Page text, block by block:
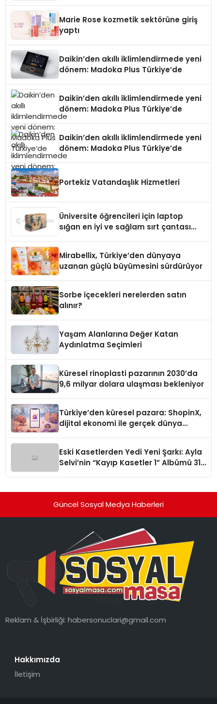
Marie Rose kozmetik sektörüne giriş
yaptı
Daikin’den akıllı iklimlendirmede yeni
dönem: Madoka Plus Türkiye’de
Daikin’den akıllı iklimlendirmede yeni
dönem: Madoka Plus Türkiye’de
Daikin’den akıllı iklimlendirmede yeni
dönem: Madoka Plus Türkiye’de
Portekiz Vatandaşlık Hizmetleri
Üniversite öğrencileri için laptop
sığan en iyi ve sağlam sırt çantası
Mirabellix, Türkiye’den dünyaya
uzanan güçlü büyümesini sürdürüyor
Sorbe içecekleri nerelerden satın
alınır?
Yaşam Alanlarına Değer Katan
Aydınlatma Seçimleri
Küresel rinoplasti pazarının 2030’da
9,6 milyar dolara ulaşması bekleniyor
Türkiye’den küresel pazara: ShopinX,
dijital ekonomi ile gerçek dünya
Eski Kasetlerden Yedi Yeni Şarkı: Ayla
Selvi’nin “Kayıp Kasetler 1” Albümü 31
Güncel Sosyal Medya Haberleri
Reklam & İşbirliği:habersonuclari@gmail.com
Hakkımızda
İletişim